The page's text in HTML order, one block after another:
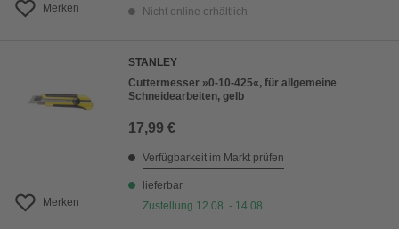
Merken Nicht online erhältlich
Merken
STANLEY
Cuttermesser »0-10-425«, für allgemeine
Schneidearbeiten, gelb
17,99 €
Verfügbarkeit im Markt prüfen
lieferbar
Zustellung 12.08. - 14.08.